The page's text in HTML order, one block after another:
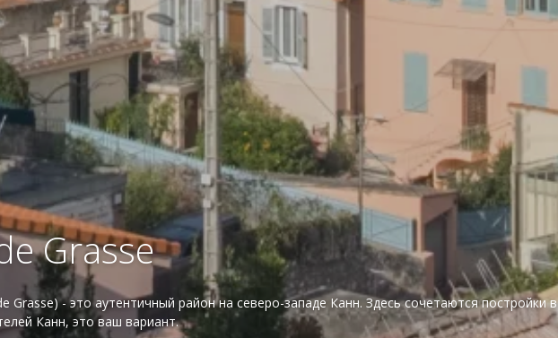
Grasse
Grasse) - это аутентичный район на северо-западе Канн. Здесь сочетаются постройки
Канн, это ваш вариант.